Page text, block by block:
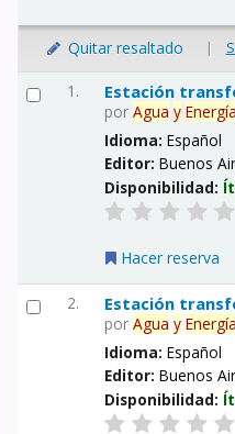
Quitar resaltado |
1. Estación
porAgua y Energía
Idioma:Español
Editor:Buenos
Disponibilidad:
Hacer reserva
2. Estación
porAgua y Energía
Idioma:Español
Editor:Buenos
Disponibilidad: